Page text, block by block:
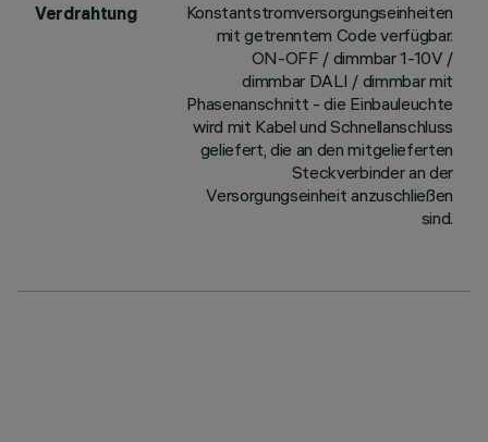
Verdrahtung
Konstantstromversorgungseinheiten
mit getrenntem Code verfügbar.
ON-OFF / dimmbar 1-10V /
dimmbar DALI / dimmbar mit
Phasenanschnitt - die Einbauleuchte
wird mit Kabel und Schnellanschluss
geliefert, die an den mitgelieferten
Steckverbinder an der
Versorgungseinheit anzuschließen
sind.